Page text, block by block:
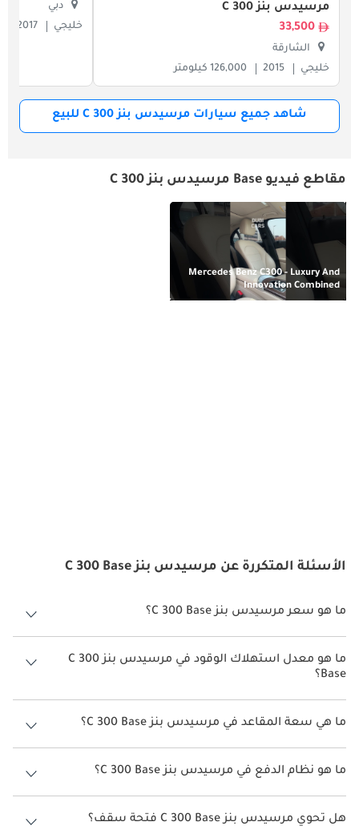
مرسيدس بنز C 300
33,500
الشارقة
خليجي
2015 126,000 كيلومتر
دبي
خليجي
2017
شاهد جميع سيارات مرسيدس بنز C 300 للبيع
مقاطع فيديو Base مرسيدس بنز C 300
Mercedes Benz C300 - Luxury And
Innovation Combined
الأسئلة المتكررة عن مرسيدس بنز C 300 Base
ما هو سعر مرسيدس بنز C 300 Base؟
سعر مرسيدس بنز C 300 Base هو درهم 285,900.
ما هو معدل استهلاك الوقود في مرسيدس بنز C 300
Base؟
يبلغ معدل استهلاك الوقود المقترح من الشركة المصنعة لسيارة مرسيدس
بنز C 300 2026 من 11كم/ليتر.
ما هي سعة المقاعد في مرسيدس بنز C 300 Base؟
تتسع مرسيدس بنز C 300 Base لأ 5 أشخاص.
ما هو نظام الدفع في مرسيدس بنز C 300 Base؟
نظام الدفع في مرسيدس بنز C 300 Front Wheel Drive Base.
هل تحوي مرسيدس بنز C 300 Base فتحة سقف؟